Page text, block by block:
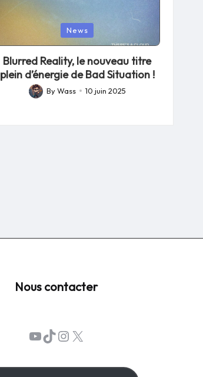
in
News
Blurred Reality, le nouveau titre
plein d’énergie de Bad Situation !
Posted
ByWass 10 juin 2025
Nous contacter
YouTube
TikTok
Instagram
X